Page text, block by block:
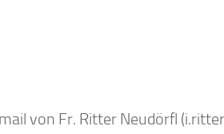
von Fr. Ritter Neudörfl